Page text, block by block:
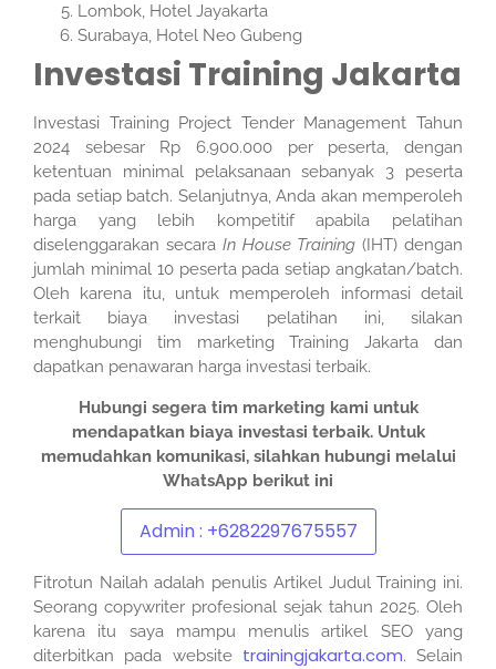
Lombok, Hotel Jayakarta
Surabaya, Hotel Neo Gubeng
Investasi Training Jakarta
Investasi Training Project Tender Management Tahun
2024 sebesar Rp 6.900.000 per peserta, dengan
ketentuan minimal pelaksanaan sebanyak 3 peserta
pada setiap batch. Selanjutnya, Anda akan memperoleh
harga yang lebih kompetitif apabila pelatihan
diselenggarakan secara In House Training (IHT) dengan
jumlah minimal 10 peserta pada setiap angkatan/batch.
Oleh karena itu, untuk memperoleh informasi detail
terkait biaya investasi pelatihan ini, silakan
menghubungi tim marketing Training Jakarta dan
dapatkan penawaran harga investasi terbaik.
Hubungi segera tim marketing kami untuk
mendapatkan biaya investasi terbaik.Untuk
memudahkan komunikasi, silahkan hubungi melalui
WhatsApp berikut ini
Admin : +6282297675557
Fitrotun Nailah adalah penulis Artikel Judul Training ini.
Seorang copywriter profesional sejak tahun 2025. Oleh
karena itu saya mampu menulis artikel SEO yang
diterbitkan pada website trainingjakarta.com. Selain